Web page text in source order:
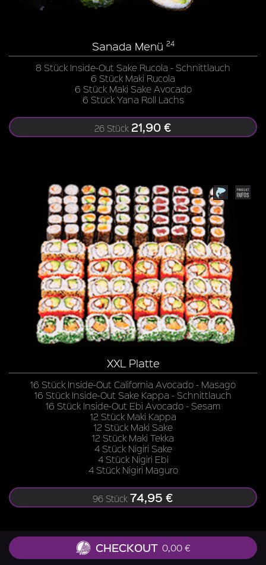
Sanada Menü 24
8 Stück Inside-Out Sake Rucola - Schnittlauch
6 Stück Maki Rucola
6 Stück Maki Sake Avocado
6 Stück Yana Roll Lachs
26 Stück 21,90 €
XXL Platte
16 Stück Inside-Out California Avocado - Masago
16 Stück Inside-Out Sake Kappa - Schnittlauch
16 Stück Inside-Out Ebi Avocado - Sesam
12 Stück Maki Kappa
12 Stück Maki Sake
12 Stück Maki Tekka
4 Stück Nigiri Sake
4 Stück Nigiri Ebi
4 Stück Nigiri Maguro
96 Stück 74,95 €
Zu allen Gerichten liefern wir Ingwer, Wasabi, Soja-
CHECKOUT 0,00 €